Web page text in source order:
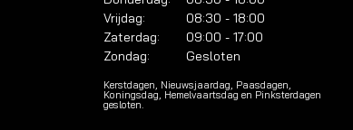
Vrijdag:
08:30 - 18:00
Zaterdag:
09:00 - 17:00
Zondag:
Gesloten
Kerstdagen, Nieuwsjaardag, Paasdagen,
Koningsdag, Hemelvaartsdag en Pinksterdagen
gesloten.